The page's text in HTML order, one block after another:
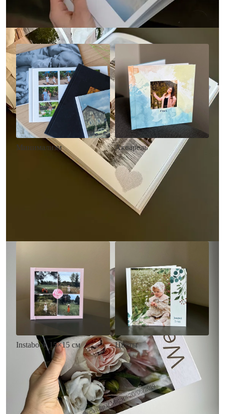
Минимализм Акварель
• Декор в стиле
акварельных красок
• Выбор цвета фона
• Загрузка фото и текста
Заказать
Instabook 15×15 см
• Декор на выбор
• Выбор цвета фона
• Загрузка фото и текста
Заказать
Цветы
• Декор цветы
• Выбор цвета фона
• Загрузка фото и текста
Заказать